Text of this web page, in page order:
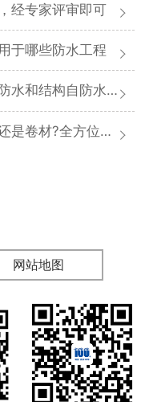
经专家评审即可
于哪些防水工程
结构自防水差在哪
?全方位对比分析
网站地图